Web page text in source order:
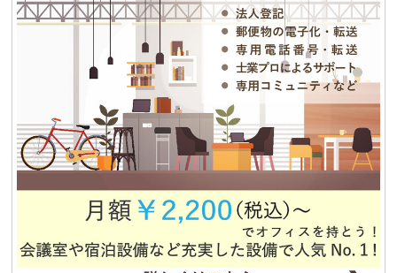
2013.08.12
夏期休業のお知らせ
独立・移転をお考えの方、必見！！格安合同貸事務所のご紹介！！